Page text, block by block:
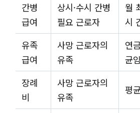
간병
급여
상시·수시 간병
필요 근로자
월
시
유족
급여
사망 근로자의
유족
연
균
장례
비
사망 근로자의
유족
평